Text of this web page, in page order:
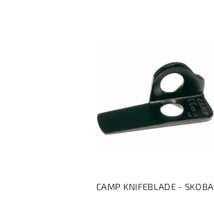
CAMP KNIFEBLADE - SKOBA